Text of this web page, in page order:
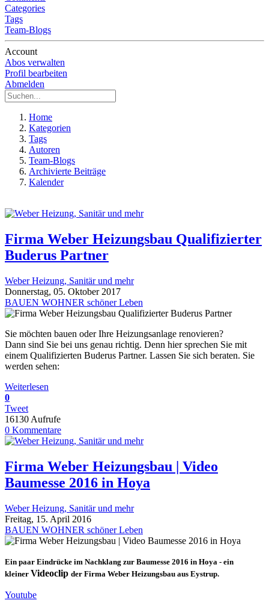
Categories
Tags
Team-Blogs
Account
Abos verwalten
Profil bearbeiten
Abmelden
Home
Kategorien
Tags
Autoren
Team-Blogs
Archivierte Beiträge
Kalender
Firma Weber Heizungsbau Qualifizierter
Buderus Partner
Weber Heizung, Sanitär und mehr
Donnerstag, 05. Oktober 2017
BAUEN WOHNER schöner Leben
Sie möchten bauen oder Ihre Heizungsanlage renovieren?
Dann sind Sie bei uns genau richtig. Denn hier sprechen Sie mit
einem Qualifizierten Buderus Partner. Lassen Sie sich beraten. Sie
werden sehen:
Weiterlesen
0
Tweet
16130 Aufrufe
0 Kommentare
Firma Weber Heizungsbau | Video
Baumesse 2016 in Hoya
Weber Heizung, Sanitär und mehr
Freitag, 15. April 2016
BAUEN WOHNER schöner Leben
Ein paar Eindrücke im Nachklang zur Baumesse 2016 in Hoya - ein
kleiner Videoclip der Firma Weber Heizungsbau aus Eystrup.
Youtube